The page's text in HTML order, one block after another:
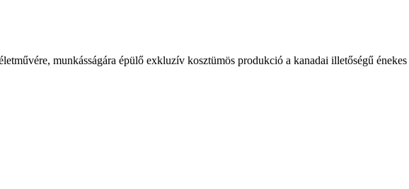
munkásságára épülő exkluzív kosztümös produkció a kanadai illetőségű énekes